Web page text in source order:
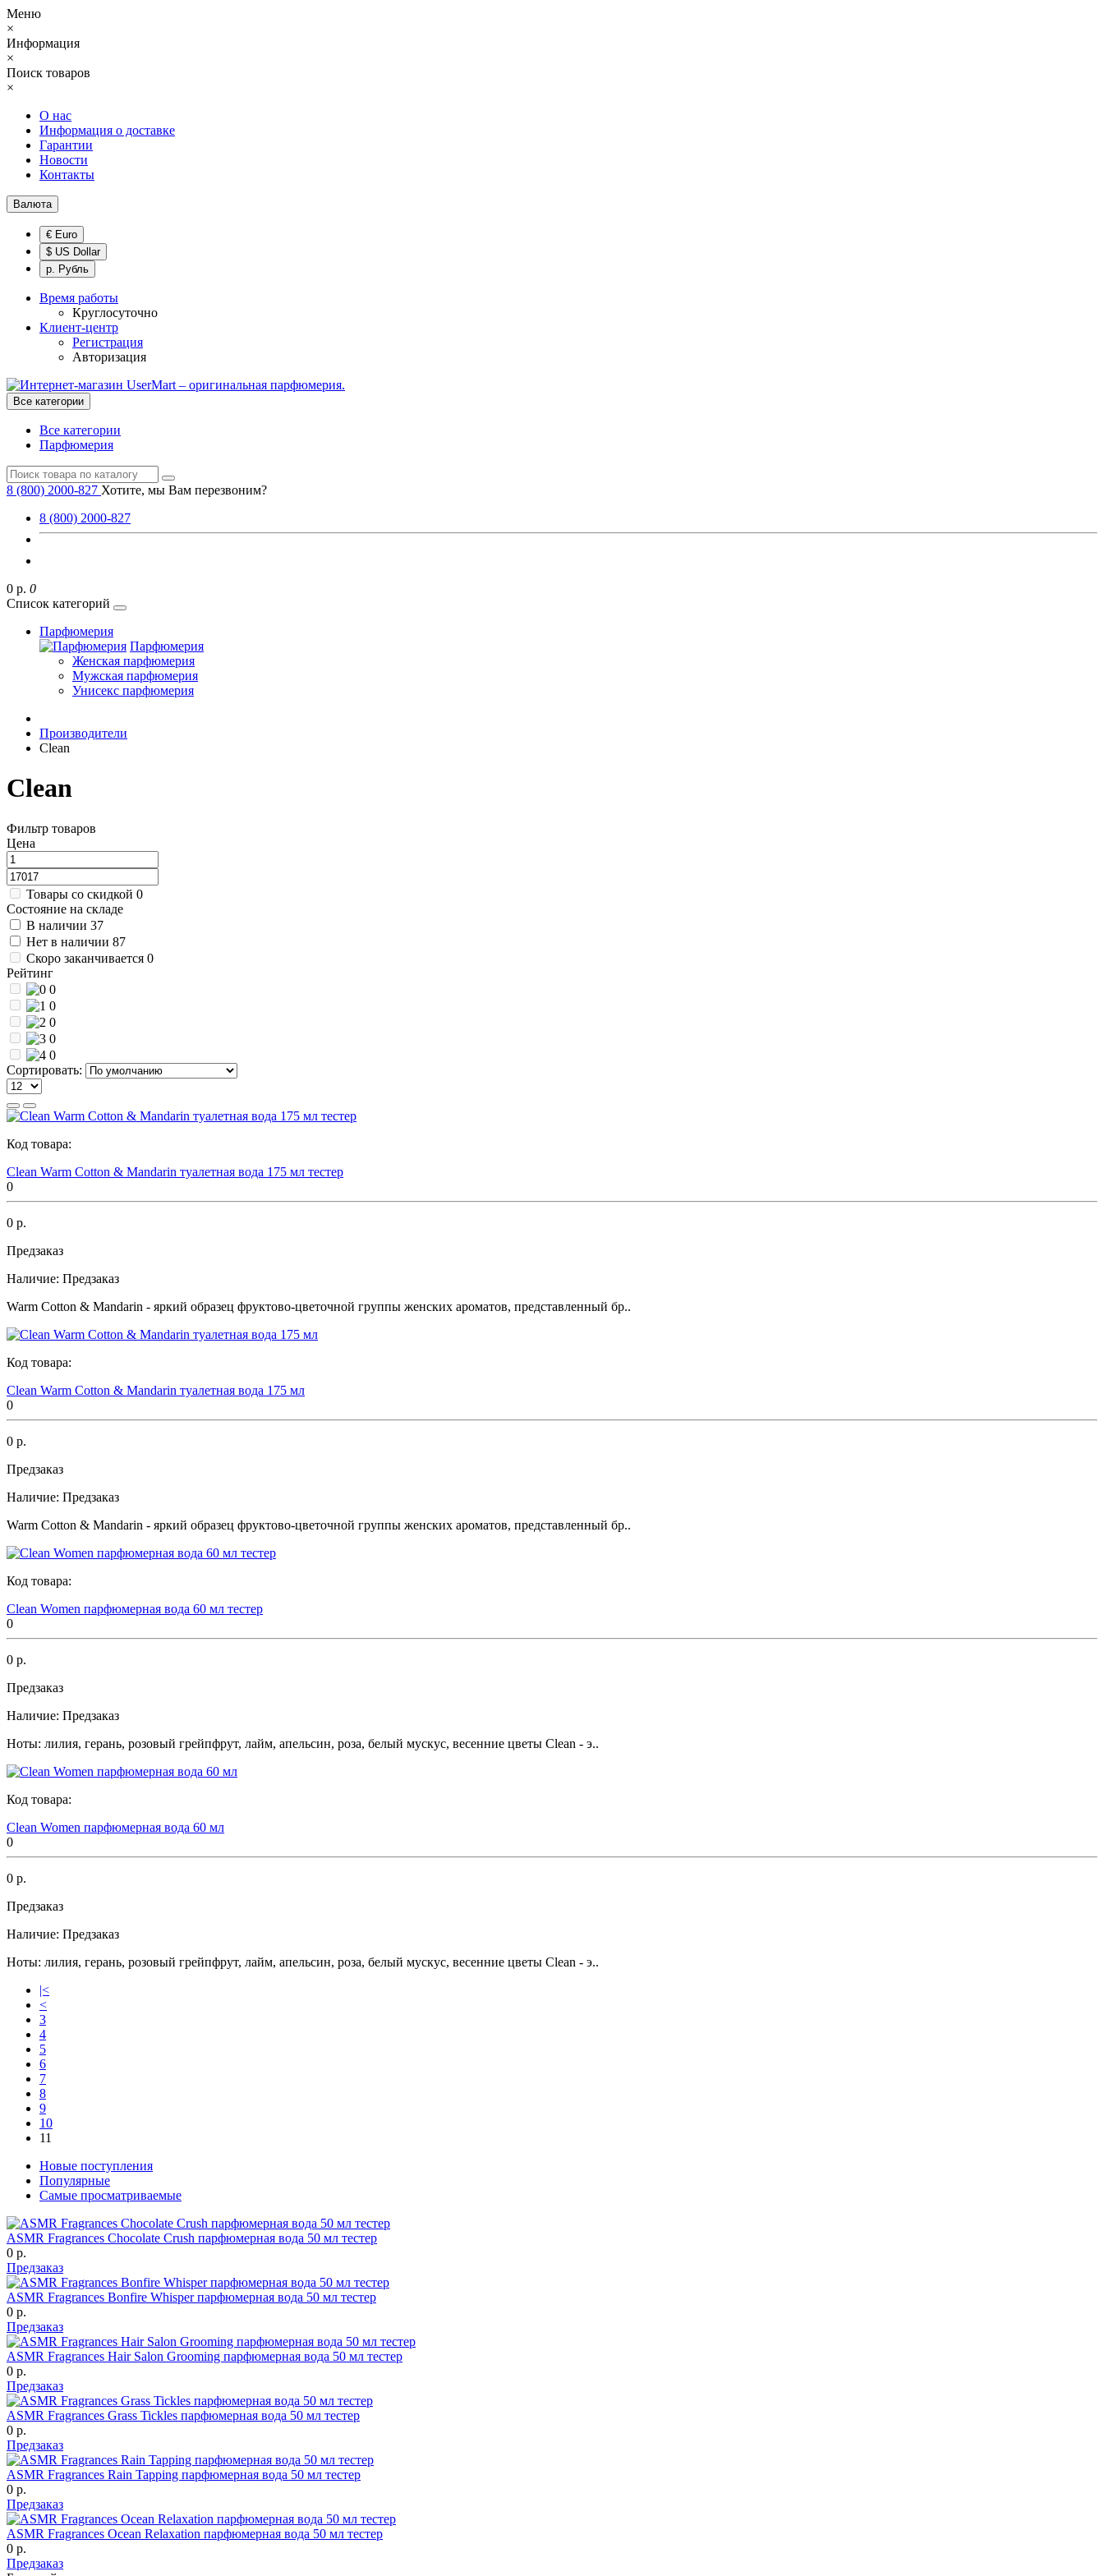
Меню
×
Информация
×
Поиск товаров
×
О нас
Информация о доставке
Гарантии
Новости
Контакты
Валюта
€ Euro
$ US Dollar
р. Рубль
Время работы
Круглосуточно
Клиент-центр
Регистрация
Авторизация
Все категории
Все категории
Парфюмерия
8 (800) 2000-827 Хотите, мы Вам перезвоним?
8 (800) 2000-827
0 р. 0
Список категорий
Парфюмерия
Парфюмерия
Женская парфюмерия
Мужская парфюмерия
Унисекс парфюмерия
Производители
Clean
Clean
Фильтр товаров
Цена
Товары со скидкой 0
Состояние на складе
В наличии 37
Нет в наличии 87
Скоро заканчивается 0
Рейтинг
0
0
0
0
0
Сортировать:
Код товара:
Clean Warm Cotton & Mandarin туалетная вода 175 мл тестер
0
0 р.
Предзаказ
Наличие: Предзаказ
Warm Cotton & Mandarin - яркий образец фруктово-цветочной группы женских ароматов, представленный бр..
Код товара:
Clean Warm Cotton & Mandarin туалетная вода 175 мл
0
0 р.
Предзаказ
Наличие: Предзаказ
Warm Cotton & Mandarin - яркий образец фруктово-цветочной группы женских ароматов, представленный бр..
Код товара:
Clean Women парфюмерная вода 60 мл тестер
0
0 р.
Предзаказ
Наличие: Предзаказ
Ноты: лилия, герань, розовый грейпфрут, лайм, апельсин, роза, белый мускус, весенние цветы Clean - э..
Код товара:
Clean Women парфюмерная вода 60 мл
0
0 р.
Предзаказ
Наличие: Предзаказ
Ноты: лилия, герань, розовый грейпфрут, лайм, апельсин, роза, белый мускус, весенние цветы Clean - э..
|<
<
3
4
5
6
7
8
9
10
11
Новые поступления
Популярные
Самые просматриваемые
ASMR Fragrances Chocolate Crush парфюмерная вода 50 мл тестер
0 р.
Предзаказ
ASMR Fragrances Bonfire Whisper парфюмерная вода 50 мл тестер
0 р.
Предзаказ
ASMR Fragrances Hair Salon Grooming парфюмерная вода 50 мл тестер
0 р.
Предзаказ
ASMR Fragrances Grass Tickles парфюмерная вода 50 мл тестер
0 р.
Предзаказ
ASMR Fragrances Rain Tapping парфюмерная вода 50 мл тестер
0 р.
Предзаказ
ASMR Fragrances Ocean Relaxation парфюмерная вода 50 мл тестер
0 р.
Предзаказ